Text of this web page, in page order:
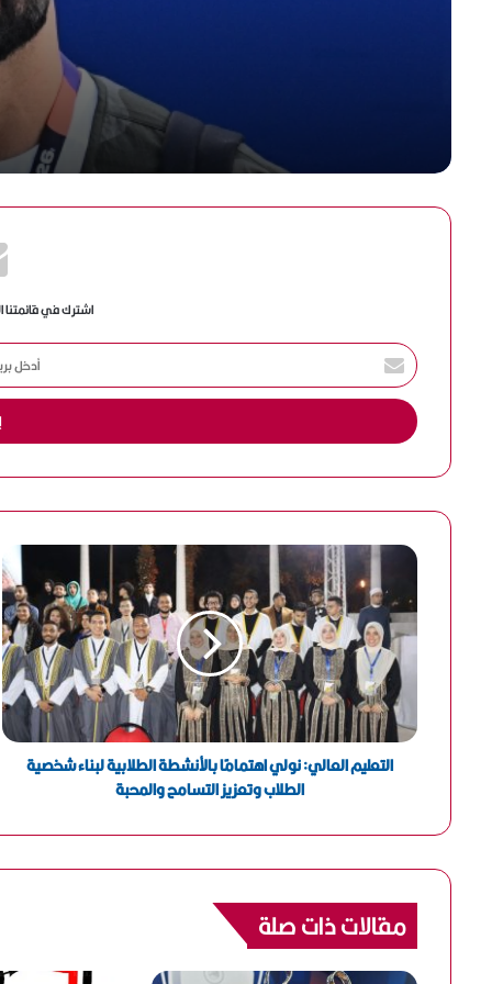
المدير الرياضي لبشكتاش: انسحبنا من
مفاوضات ضم محمد صلاح بسبب
المالية
اشترك في قائمتنا
أ
د
خ
ل
د
ا
إ
ل
و
التعليم العالي: نولي اهتمامًا بالأنشطة الطلابية لبناء شخصية
الطلاب وتعزيز التسامح والمحبة
مقالات ذات صلة